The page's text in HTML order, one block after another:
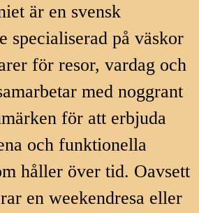
är en svensk
specialiserad på väskor
för resor, vardag och
med noggrant
för att erbjuda
och funktionella
håller över tid. Oavsett
en weekendresa eller